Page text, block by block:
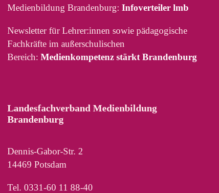
Medienbildung Brandenburg: Infoverteiler lmb
Newsletter für Lehrer:innen sowie pädagogische
Fachkräfte im außerschulischen
Bereich: Medienkompetenz stärkt Brandenburg
Landesfachverband Medienbildung
Brandenburg
Dennis-Gabor-Str. 2
14469 Potsdam
Tel. 0331-60 11 88-40